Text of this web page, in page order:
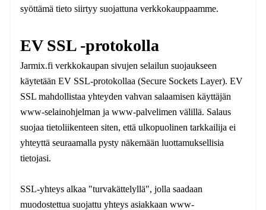
syöttämä tieto siirtyy suojattuna verkkokauppaamme.
EV SSL -protokolla
Jarmix.fi verkkokaupan sivujen selailun suojaukseen
käytetään EV SSL-protokollaa (Secure Sockets Layer). EV
SSL mahdollistaa yhteyden vahvan salaamisen käyttäjän
www-selainohjelman ja www-palvelimen välillä. Salaus
suojaa tietoliikenteen siten, että ulkopuolinen tarkkailija ei
yhteyttä seuraamalla pysty näkemään luottamuksellisia
tietojasi.
SSL-yhteys alkaa "turvakättelyllä", jolla saadaan
muodostettua suojattu yhteys asiakkaan www-